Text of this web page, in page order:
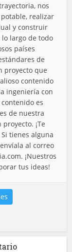
nos
realizar
y construir
largo de todo
países
de
proyecto que
contenido
ingeniería con
es
de nuestra
¡Te
tienes alguna
al correo
. ¡Nuestros
tus ideas!